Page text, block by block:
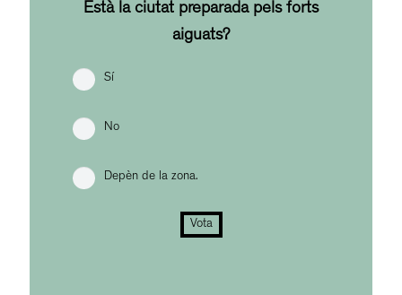
Està la ciutat preparada pels forts
aiguats?
Sí
No
Depèn de la zona.
Vota